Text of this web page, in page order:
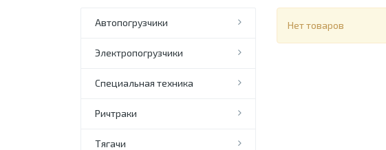
Автопогрузчики
Электропогрузчики
Специальная техника
Ричтраки
Тягачи
Нет товаров